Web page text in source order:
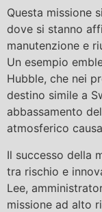
Questa missione
dove si stanno
manutenzione e
Un esempio
Hubble, che nei
destino simile a
abbassamento
atmosferico
Il successo della
tra rischio e
Lee,
missione ad alto